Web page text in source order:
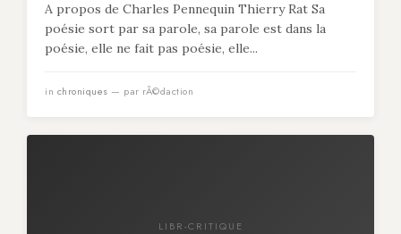
A propos de Charles Pennequin Thierry Rat Sa
poésie sort par sa parole, sa parole est dans la
poésie, elle ne fait pas poésie, elle...
in chroniques — par rÃ©daction
LIBR-CRITIQUE